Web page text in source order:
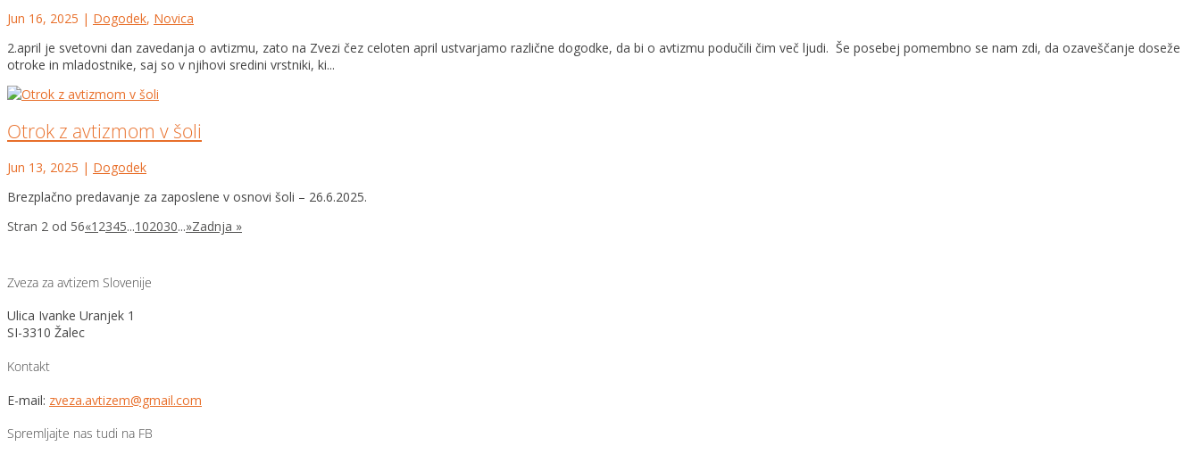
Jun 16, 2025 | Dogodek, Novica
2.april je svetovni dan zavedanja o avtizmu, zato na Zvezi čez celoten april ustvarjamo različne dogodke, da bi o avtizmu podučili čim več ljudi. Še posebej pomembno se nam zdi, da ozaveščanje doseže
otroke in mladostnike, saj so v njihovi sredini vrstniki, ki...
Otrok z avtizmom v šoli
Jun 13, 2025 | Dogodek
Brezplačno predavanje za zaposlene v osnovi šoli – 26.6.2025.
Stran 2 od 56«1 2345...102030...»Zadnja »
Zveza za avtizem Slovenije
Ulica Ivanke Uranjek 1
SI-3310 Žalec
Kontakt
E-mail: zveza.avtizem@gmail.com
Spremljajte nas tudi na FB